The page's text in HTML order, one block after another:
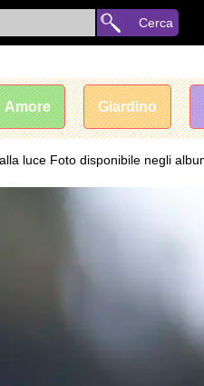
Cerca
Amore Giardino
luce Foto disponibile negli